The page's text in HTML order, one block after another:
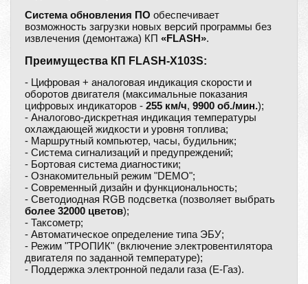
Система обновления ПО обеспечивает
возможность загрузки новых версий программы без
извлечения (демонтажа) КП «FLASH».
Преимущества КП FLASH-X103S:
- Цифровая + аналоговая индикация скорости и
оборотов двигателя (максимальные показания
цифровых индикаторов - 255 км/ч, 9900 об./мин.);
- Аналогово-дискретная индикация температуры
охлаждающей жидкости и уровня топлива;
- Маршрутный компьютер, часы, будильник;
- Система сигнализаций и предупреждений;
- Бортовая система диагностики;
- Ознакомительный режим "DEMO";
- Современный дизайн и функциональность;
- Светодиодная RGB подсветка (позволяет выбрать
более 32000 цветов);
- Таксометр;
- Автоматическое определение типа ЭБУ;
- Режим "ТРОПИК" (включение электровентилятора
двигателя по заданной температуре);
- Поддержка электронной педали газа (Е-Газ).